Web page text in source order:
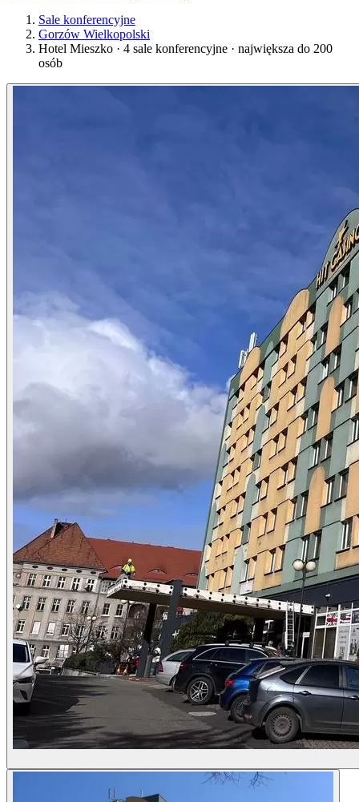
Sale konferencyjne
Gorzów Wielkopolski
Hotel Mieszko · 4 sale konferencyjne · największa do 200
osób